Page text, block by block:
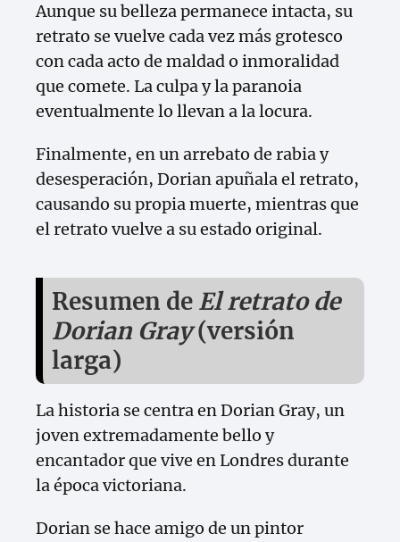
Aunque su belleza permanece intacta, su
retrato se vuelve cada vez más grotesco
con cada acto de maldad o inmoralidad
que comete. La culpa y la paranoia
eventualmente lo llevan a la locura.
Finalmente, en un arrebato de rabia y
desesperación, Dorian apuñala el retrato,
causando su propia muerte, mientras que
el retrato vuelve a su estado original.
Resumen de El retrato de
Dorian Gray(versión
larga)
La historia se centra en Dorian Gray, un
joven extremadamente bello y
encantador que vive en Londres durante
la época victoriana.
Dorian se hace amigo de un pintor